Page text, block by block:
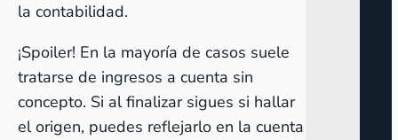
la contabilidad.
¡Spoiler! En la mayoría de casos suele
tratarse de ingresos a cuenta sin
concepto. Si al finalizar sigues si hallar
el origen, puedes reflejarlo en la cuenta